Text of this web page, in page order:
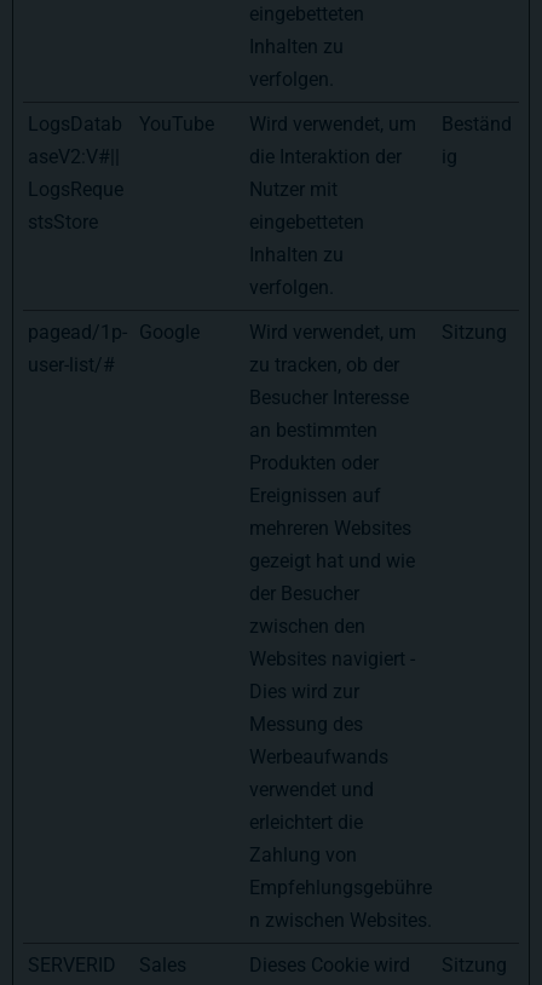
eingebetteten
Inhalten zu
verfolgen.
LogsDatab
aseV2:V#||
LogsReque
stsStore
YouTube
Wird verwendet, um
die Interaktion der
Nutzer mit
eingebetteten
Inhalten zu
verfolgen.
Beständ
ig
pagead/1p-
user-list/#
Google
Wird verwendet, um
zu tracken, ob der
Besucher Interesse
an bestimmten
Produkten oder
Ereignissen auf
mehreren Websites
gezeigt hat und wie
der Besucher
zwischen den
Websites navigiert -
Dies wird zur
Messung des
Werbeaufwands
verwendet und
erleichtert die
Zahlung von
Empfehlungsgebühre
n zwischen Websites.
Sitzung
SERVERID
Sales
Dieses Cookie wird
Sitzung